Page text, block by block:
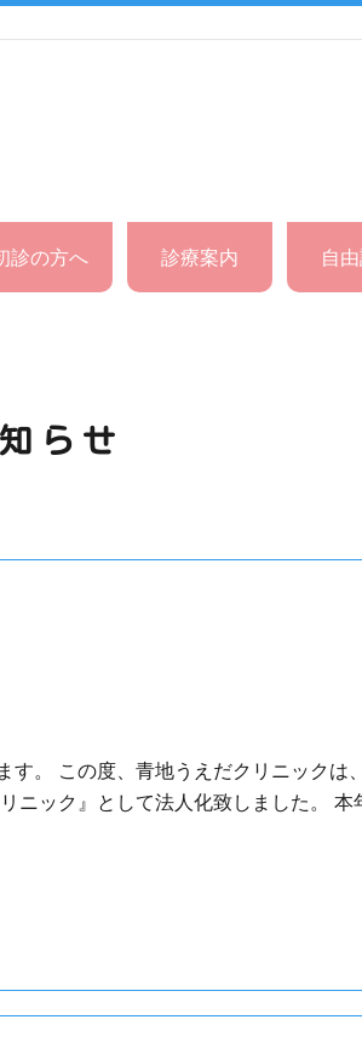
診の方へ 診療案内 自
らせ
。 この度、青地うえだクリニックは
ック』として法人化致しました。 本